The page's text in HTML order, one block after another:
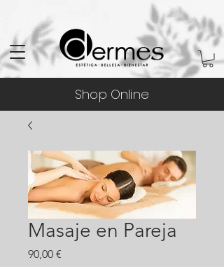
Shop Online
Masaje en Pareja
90,00 €